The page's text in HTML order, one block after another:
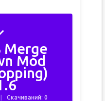
Merge
Mod
Скачиваний: 0